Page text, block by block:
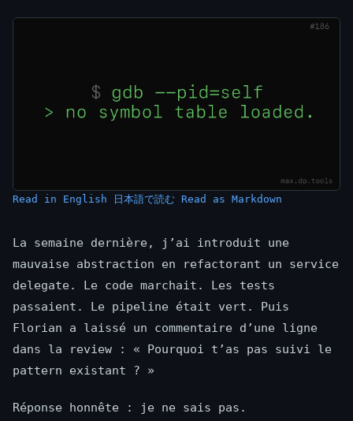
Read in English 日本語で読む Read as Markdown
La semaine dernière, j’ai introduit une
mauvaise abstraction en refactorant un service
delegate. Le code marchait. Les tests
passaient. Le pipeline était vert. Puis
Florian a laissé un commentaire d’une ligne
dans la review : « Pourquoi t’as pas suivi le
pattern existant ? »
Réponse honnête : je ne sais pas.